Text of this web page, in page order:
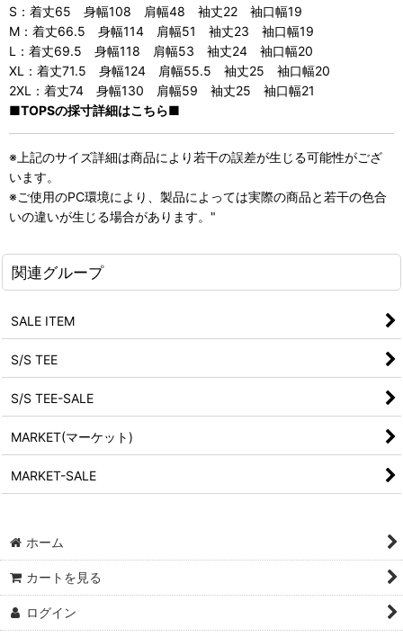
S：着丈65 身幅108 肩幅48 袖丈22 袖口幅19
M：着丈66.5 身幅114 肩幅51 袖丈23 袖口幅19
L：着丈69.5 身幅118 肩幅53 袖丈24 袖口幅20
XL：着丈71.5 身幅124 肩幅55.5 袖丈25 袖口幅20
2XL：着丈74 身幅130 肩幅59 袖丈25 袖口幅21
■TOPSの採寸詳細はこちら■
※上記のサイズ詳細は商品により若干の誤差が生じる可能性がござ
います。
※ご使用のPC環境により、製品によっては実際の商品と若干の色合
いの違いが生じる場合があります。"
関連グループ
SALE ITEM
S/S TEE
S/S TEE-SALE
MARKET(マーケット)
MARKET-SALE
ホーム
カートを見る
ログイン